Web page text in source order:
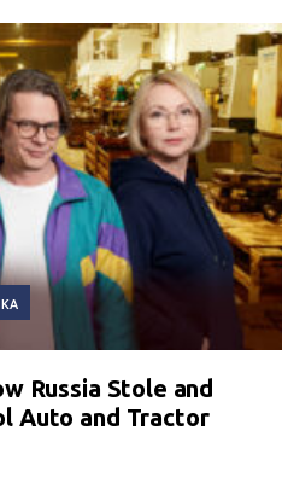
Russia Stole and
Auto and Tractor